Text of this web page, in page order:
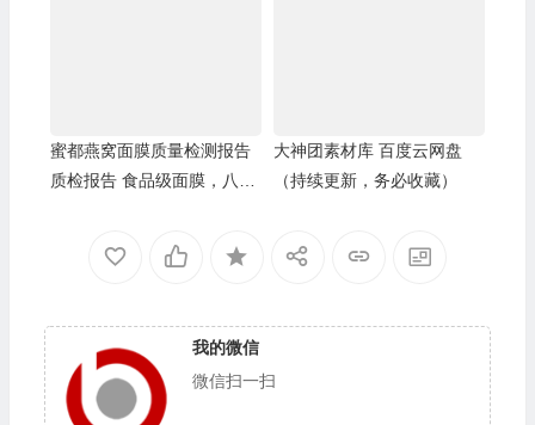
蜜都燕窝面膜质量检测报告
质检报告 食品级面膜，八无
大神团素材库 百度云网盘
（持续更新，务必收藏）
我的微信
微信扫一扫